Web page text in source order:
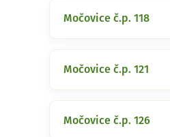
Močovice č.p. 118
Močovice č.p. 121
Močovice č.p. 126